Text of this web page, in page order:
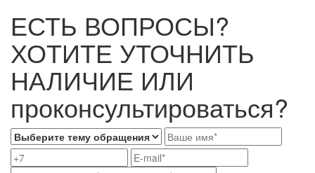
ЕСТЬ ВОПРОСЫ?
ХОТИТЕ УТОЧНИТЬ
НАЛИЧИЕ ИЛИ
проконсультироваться?